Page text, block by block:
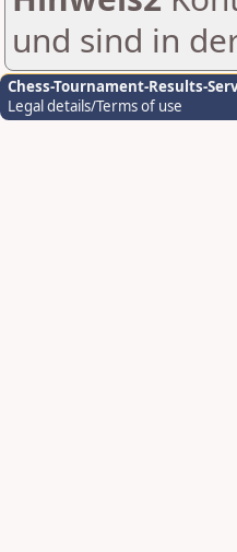
und sind in
Chess-Tournament-Results-
Legal details/Terms of use